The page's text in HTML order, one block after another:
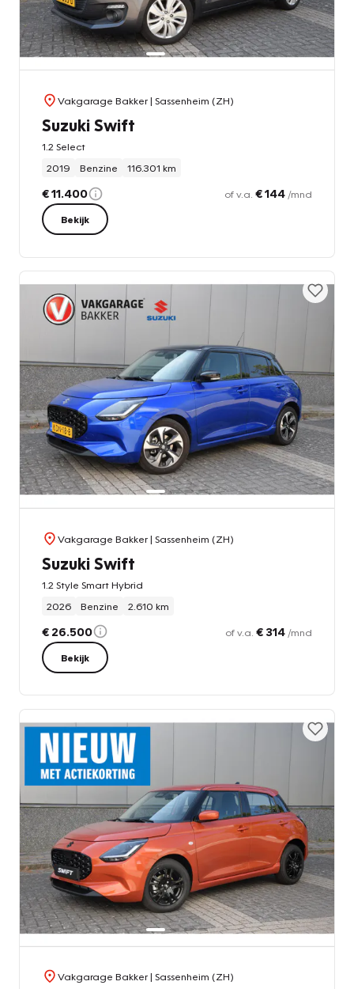
Vakgarage Bakker| Sassenheim (ZH)
Suzuki Swift
1.2 Select
2019
Benzine 116.301 km
€ 11.400 of v.a. € 144 /mnd
Bekijk
Vakgarage Bakker| Sassenheim (ZH)
Suzuki Swift
1.2 Style Smart Hybrid
2026
Benzine 2.610 km
€ 26.500 of v.a. € 314 /mnd
Bekijk
Vakgarage Bakker| Sassenheim (ZH)